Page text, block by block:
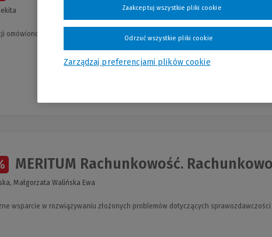
omówiono zasady dokonywania amortyzacji podatkowej.
MERITUM Rachunkowość.
Małgorzata Walińska Ewa
wsparcie w rozwiązywaniu złożonych problemów dotyczących
Zarządzaj preferencjami plików cookie
Odrzuć wszystkie pliki cookie
Zaakceptuj wszystkie pliki cookie